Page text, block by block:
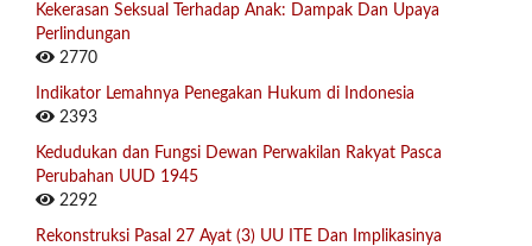
Kekerasan Seksual Terhadap Anak: Dampak Dan Upaya
Perlindungan
2770
Indikator Lemahnya Penegakan Hukum di Indonesia
2393
Kedudukan dan Fungsi Dewan Perwakilan Rakyat Pasca
Perubahan UUD 1945
2292
Rekonstruksi Pasal 27 Ayat (3) UU ITE Dan Implikasinya